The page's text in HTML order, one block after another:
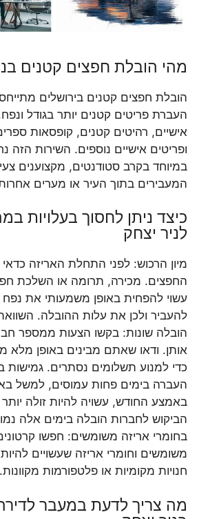
מהי הובלת חפצים קטנים
הובלת חפצים קטנים בירושלים
העברת פריטים קטנים יותר בגודל ונפח,
אישיים, רהיטים קטנים, קופסאות
ופריטים אישיים נוספים. השירות הזה
במיוחד בקרב סטודנטים, מקצוענים
המעבירים בתוך העיר או מערים
כיצד ניתן לחסוך בעלויות
לניר יצחק
מיון הרכוש: לפני התחלת האריזה כדאי
החפצים. מכירה, תרומה או השלכת
עשוי להפחית באופן משמעותי את
להעביר ולכן את עלות ההובלה.
הובלה שונות: בקשו הצעות ממספר
אותן. ודאו שאתם מבינים באופן מלא
כדי למנוע תשלומים נסתרים. גמישות
העברה בימים פחות עמוסים, למשל
באמצע החודש, עשויה להיות זולה
הביקוש לחברות הובלה בימים אלה
בחומרי אריזה משומשים: חפשו
משומשים וחומרי אריזה שעשויים
חנויות מקומיות או פלטפורמות מקוונות.
מה צריך לדעת במעבר